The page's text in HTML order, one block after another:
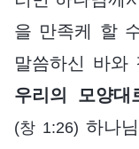
을 만족케 할
말씀하신 바와
우리의 모양
(창 1:26) 하나